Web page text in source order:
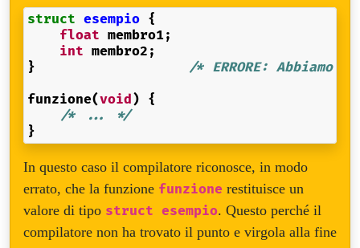
struct esempio {
float membro1;
int membro2 ;
}
/* ERRORE:
funzione(void ) {
/* ... */
}
In questo caso il compilatore riconosce, in modo
errato, che la funzione funzione restituisce un
valore di tipo struct esempio. Questo perché il
compilatore non ha trovato il punto e virgola alla fine